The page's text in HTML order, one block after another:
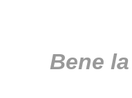
Bene